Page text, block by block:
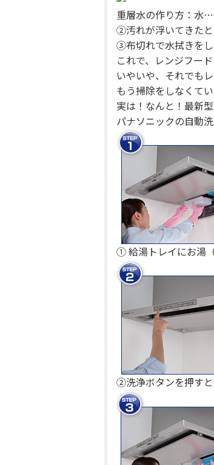
重層水の作り方：水
②汚れが浮いてきたと
③布切れで水拭きをし
これで、レンジフード
いやいや、それでも
もう掃除をしなくて
実は！なんと！最新
パナソニックの自動
① 給湯トレイにお湯
②洗浄ボタンを押すと